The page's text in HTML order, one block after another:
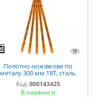
Полотно ножівкове по
металу 300 мм 18Т, сталь
M42+D6A (5 шт.) INGCO
INDUSTRIAL
Код: 000143425
В наявності